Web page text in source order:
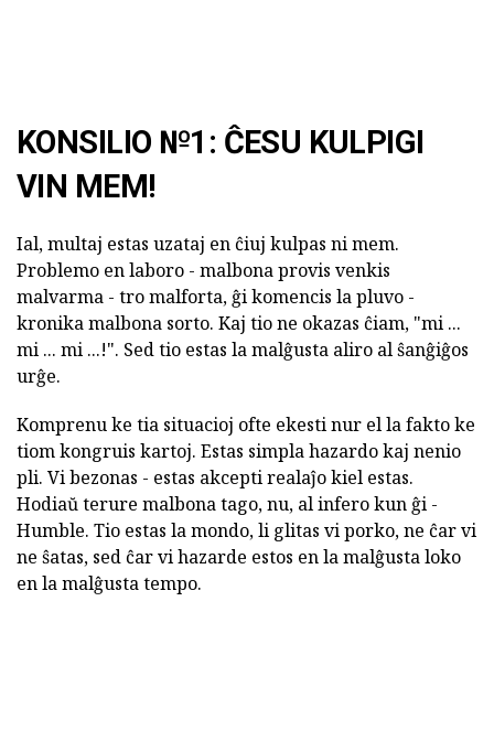
KONSILIO №1: ĈESU KULPIGI
VIN MEM!
Ial, multaj estas uzataj en ĉiuj kulpas ni mem.
Problemo en laboro - malbona provis venkis
malvarma - tro malforta, ĝi komencis la pluvo -
kronika malbona sorto. Kaj tio ne okazas ĉiam, "mi ...
mi ... mi ...!". Sed tio estas la malĝusta aliro al ŝanĝiĝos
urĝe.
Komprenu ke tia situacioj ofte ekesti nur el la fakto ke
tiom kongruis kartoj. Estas simpla hazardo kaj nenio
pli. Vi bezonas - estas akcepti realaĵo kiel estas.
Hodiaŭ terure malbona tago, nu, al infero kun ĝi -
Humble. Tio estas la mondo, li glitas vi porko, ne ĉar vi
ne ŝatas, sed ĉar vi hazarde estos en la malĝusta loko
en la malĝusta tempo.